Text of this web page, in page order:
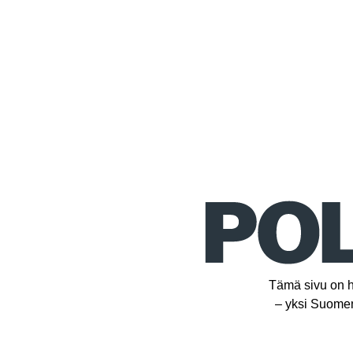
Tämä sivu on
– yksi